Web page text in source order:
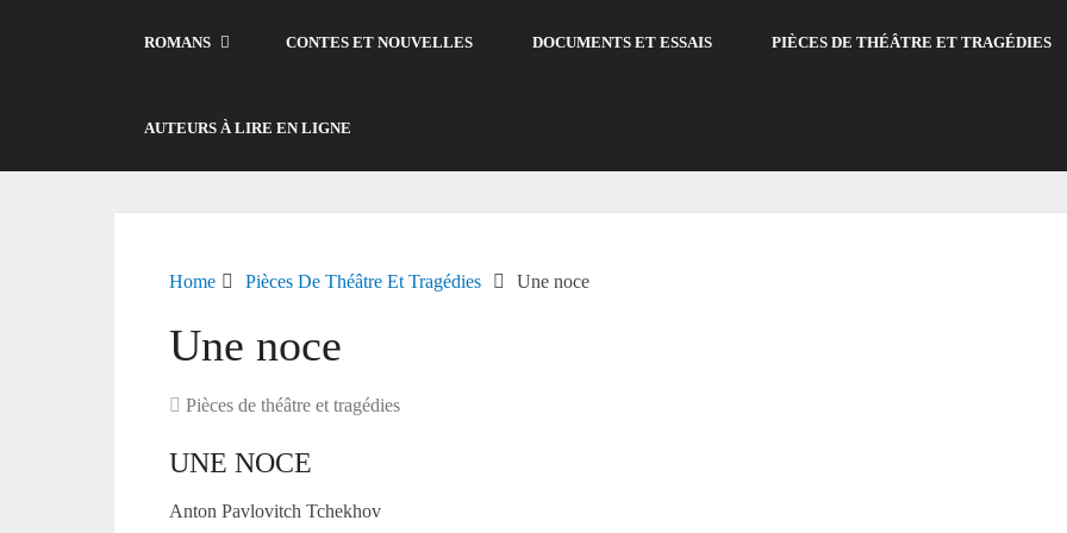
ROMANS CONTES ET NOUVELLES DOCUMENTS ET ESSAIS PIÈCES DE THÉÂTRE ET TRAGÉDIES
AUTEURS À LIRE EN LIGNE
Home Pièces De Théâtre Et Tragédies Une noce
Une noce
Pièces de théâtre et tragédies
UNE NOCE
Anton Pavlovitch Tchekhov